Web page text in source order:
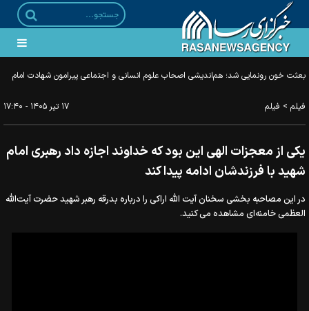
بعثت خون رونمایی شد؛ هم‌اندیشی اصحاب علوم انسانی و اجتماعی پیرامون شهادت امام
فیلم > فیلم ۱۷ تير ۱۴۰۵ - ۱۷:۴۰
یکی از معجزات الهی این بود که خداوند اجازه داد رهبری امام
شهید با فرزندشان ادامه پیدا کند
در این مصاحبه بخشی سخنان آیت الله اراکی را درباره بدرقه رهبر شهید حضرت آیت‌الله
العظمی خامنه‌ای مشاهده می کنید.